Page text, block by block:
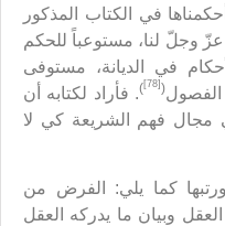
في الكتاب المذكور
عزّ وجلّ لنا، مستوعباً للحكم
في الديانة، مستوفى
(
[78]
). فأراد لكتابه أن
مجال فهم الشريعة كي لا
كما يلي: الفرض من
وبيان ما يدركه العقل